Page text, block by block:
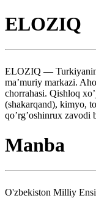
ELOZIQ
ELOZIQ —
ma’muriy markazi.
chorrahasi. Qishloq
(shakarqand), kimyo,
qo’rg’oshinrux zavodi
Manba
O'zbekiston Milliy